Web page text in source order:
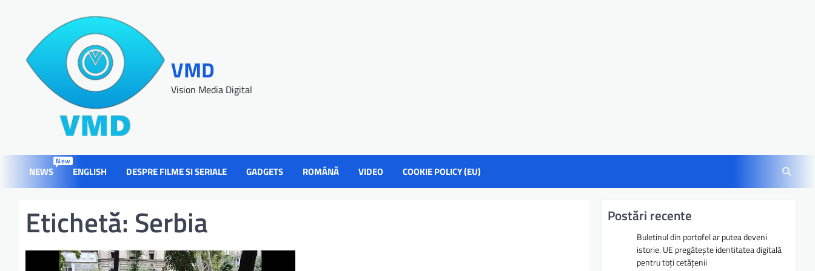
VMD
Vision Media Digital
NEWS
New
ENGLISH DESPRE FILME SI SERIALE GADGETS ROMÂNĂ VIDEO COOKIE POLICY (EU)
Etichetă: Serbia Postări recente
Buletinul din portofel ar putea deveni
istorie. UE pregătește identitatea digitală
pentru toți cetățenii